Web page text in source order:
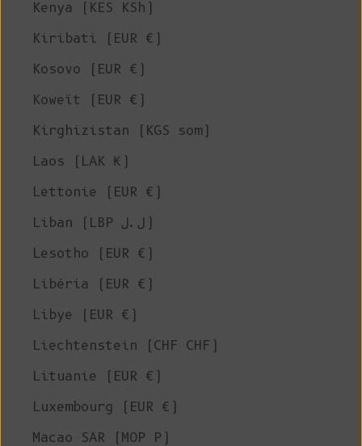
Kenya (KES KSh)
Kiribati (EUR €)
Kosovo (EUR €)
Koweït (EUR €)
Kirghizistan (KGS som)
Laos (LAK ₭)
Lettonie (EUR €)
Liban (LBP ل.ل)
Lesotho (EUR €)
Libéria (EUR €)
Libye (EUR €)
Liechtenstein (CHF CHF)
Lituanie (EUR €)
Luxembourg (EUR €)
Macao SAR (MOP P)